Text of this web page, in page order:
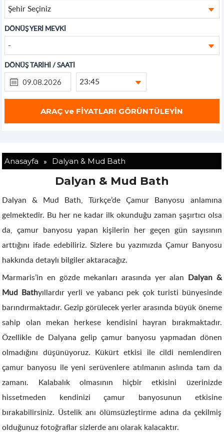
Şehir Seçiniz
DÖNÜŞ YERİ MEVKİ
-
DÖNÜŞ TARİHİ / SAATİ
23:45
Anasayfa » Dalyan & Mud Bath
Dalyan & Mud Bath
Dalyan & Mud Bath, Türkçe’de Çamur Banyosu anlamına
gelmektedir. Bu her ne kadar ilk okunduğu zaman şaşırtıcı olsa
da, çamur banyosu yapan kişilerin her geçen gün sayısının
arttığını ifade edebiliriz. Sizlere bu yazımızda Çamur Banyosu
hakkında detaylı bilgiler aktaracağız.
Marmaris’in en gözde mekanları arasında yer alan Dalyan &
Mud Bathyıllardır yerli ve yabancı pek çok turisti bünyesinde
barındırmaktadır. Gezip görülecek yerler arasında büyük öneme
sahip olan mekan herkese kendisini hayran bırakmaktadır.
Özellikle de Dalyana gelip çamur banyosu yapmadan dönen
olmadığını düşünüyoruz. Kükürt etkisi ile cildi nemlendiren
çamur banyosu ile yeni serüvenlere atılmanın aslında tam da
zamanı. Kalabalık olmasının hiçbir etkisini üzerinizde
hissetmeden kendinizi çamur banyosunun etkisine
bırakabilirsiniz. Üstelik anı ölümsüzleştirme adına da çekilmiş
olduğunuz fotoğraflar sizlerde anı olarak kalacaktır.